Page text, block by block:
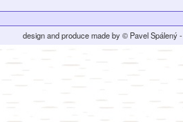
design and produce made by © Pavel Spálený -